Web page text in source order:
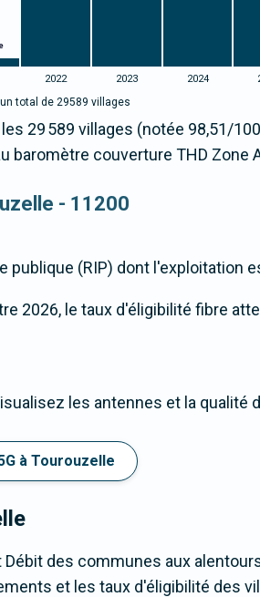
2022 2023 2024
total de 29589 villages
29 589 villages (notée 98,51/
baromètre couverture THD Zone
- 11200
publique (RIP) dont l'exploitation
2026, le taux d'éligibilité fibre
les antennes et la qualité
à Tourouzelle
des communes aux
et les taux d'éligibilité des